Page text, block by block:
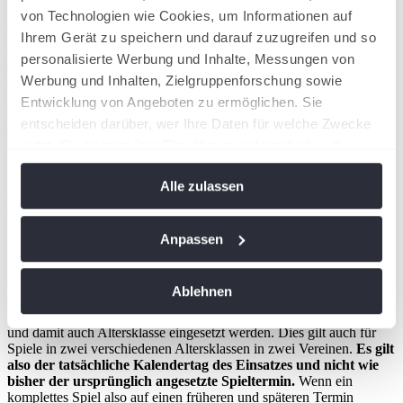
von Technologien wie Cookies, um Informationen auf
Ihrem Gerät zu speichern und darauf zuzugreifen und so
personalisierte Werbung und Inhalte, Messungen von
Werbung und Inhalten, Zielgruppenforschung sowie
Entwicklung von Angeboten zu ermöglichen. Sie
entscheiden darüber, wer Ihre Daten für welche Zwecke
Cookie-Erklärung oder durch Klicken auf das Privacy
Trigger Symbol ändern oder widerrufen
Wenn Sie es erlauben, würden wir auch gerne:
bestimmten Merkmalen (Fingerprinting) identifizieren
Erfahren Sie mehr darüber, wie Ihre persönlichen Daten
verarbeitet werden, und legen Sie Ihre Präferenzen im
Alle zulassen
Anpassen
Ablehnen
Diese Änderung ist schon in der Meldephase relevant: Abweichend
von der bisherigen Regelungkönnen Spielerinnen und Spieler
2025 in einer anderen Altersklasse als im Stammverein für
einen zweiten Verein auch dann aktiv werden, wenn die dortige
Altersklasse auch im Stammverein angeboten wird.
Eine genaue Schritt-für-Schritt-Anleitung, wie eine
entsprechende Meldung in nuLiga vorgenommen werden kann,
namentlichen Meldungen verschickt.
Einsatz bei
Spielverschiebungen -
Kalendertag des Einsatzes:
Spieler:innen dürfen am selben Kalendertag nur in einer Mannschaft
und damit auch Altersklasse eingesetzt werden. Dies gilt auch für
Spiele in zwei verschiedenen Altersklassen in zwei Vereinen. Es gilt
also der tatsächliche Kalendertag des Einsatzes und nicht wie
bisher der ursprünglich angesetzte Spieltermin. Wenn ein
komplettes Spiel also auf einen früheren und späteren Termin